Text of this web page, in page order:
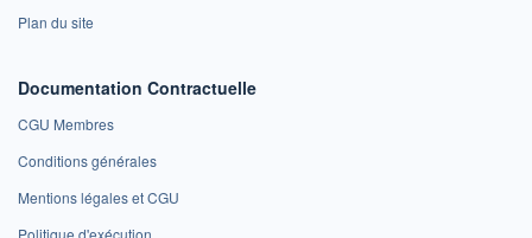
Plan du site
Documentation Contractuelle
CGU Membres
Conditions générales
Mentions légales et CGU